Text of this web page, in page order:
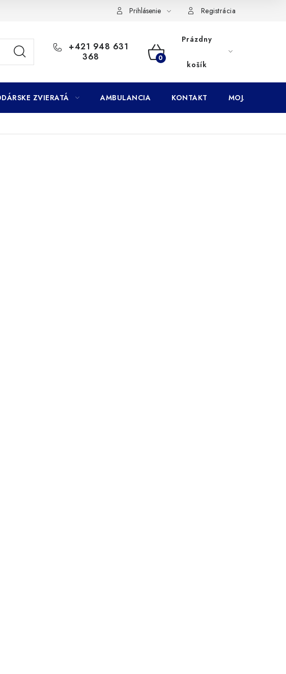
Subory Cookies Vernostný program AbovZoo
Prihlásenie Registrácia
+421 948 631
368
NÁKUPNÝ
Prázdny
košík
ZVIERATÁ AMBULANCIA KONTAKT MOJA